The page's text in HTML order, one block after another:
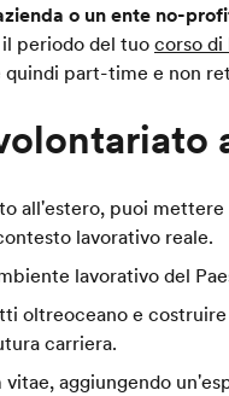
o un ente no-
periodo del tuocorso di
quindi part-time e non
all'estero, puoi
lavorativo reale.
lavorativo del
oltreoceano e
carriera.
aggiungendo